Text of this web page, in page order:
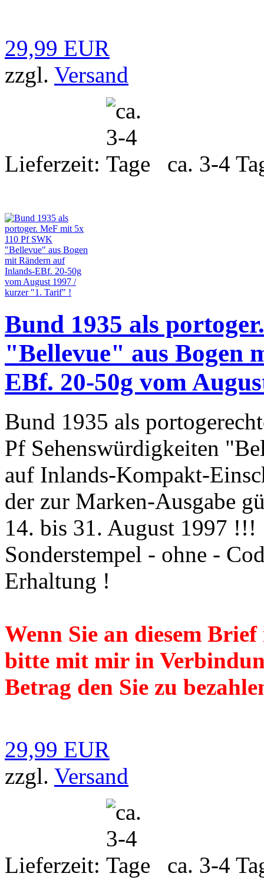
29,99 EUR
zzgl. Versand
Lieferzeit: ca. 3-4
Bund 1935 als
"Bellevue" aus Bogen
EBf. 20-50g vom
Bund 1935 als
Pf Sehenswürdigkeiten
auf Inlands-Kompakt-
der zur Marken-Ausgabe
14. bis 31. August 1997
Sonderstempel - ohne -
Erhaltung !
Wenn Sie an diesem
bitte mit mir in
Betrag den Sie zu
29,99 EUR
zzgl. Versand
Lieferzeit: ca. 3-4